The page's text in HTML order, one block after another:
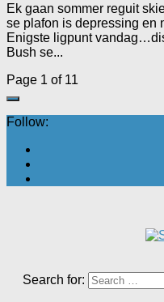
Ek gaan sommer reguit
se plafon is depressing en
Enigste ligpunt
Bush se...
Page 1 of 11
Follow:
Search for: